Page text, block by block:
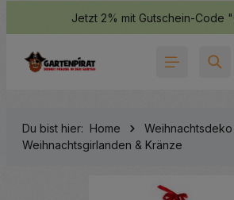
springenJetzt 2% mit Gutschein-Code
Du bist hier: Home
Weihnachtsgirlanden & Kränze